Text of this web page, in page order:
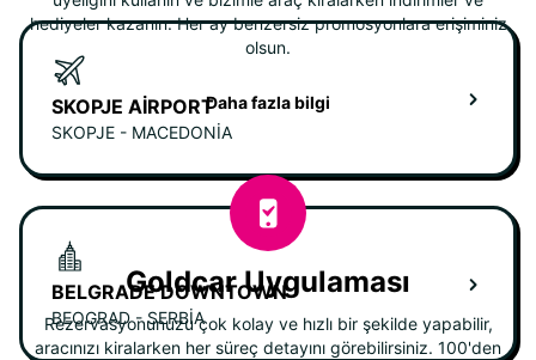
SKOPJE AIRPORT
SKOPJE - MACEDONIA
BELGRADE DOWNTOWN
BEOGRAD - SERBIA
hediyeler kazanın. Her ay benzersiz promosyonlara erişiminiz
olsun.
Daha fazla bilgi
Goldcar Uygulaması
Rezervasyonunuzu çok kolay ve hızlı bir şekilde yapabilir,
aracınızı kiralarken her süreç detayını görebilirsiniz. 100'den